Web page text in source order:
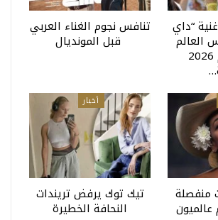
“داي
العالم
لكرة القدم 2026
تنافس نجوم الغناء العربي
قبل المونديال
منفصلة
أخبار
تيك توك يرفض تريندات
النحافة الخطيرة